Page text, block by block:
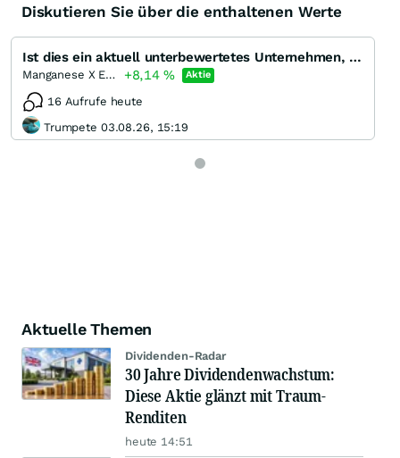
Diskutieren Sie über die enthaltenen Werte
Ist dies ein aktuell unterbewertetes Unternehmen, gemessen an den derzeitigen Ressourcen?
Manganese X Energy +8,14% Aktie
16 Aufrufe heute
Trumpete 03.08.26, 15:19
Aktuelle Themen
Dividenden-Radar
30 Jahre Dividendenwachstum:
Diese Aktie glänzt mit Traum-
Renditen
heute 14:51